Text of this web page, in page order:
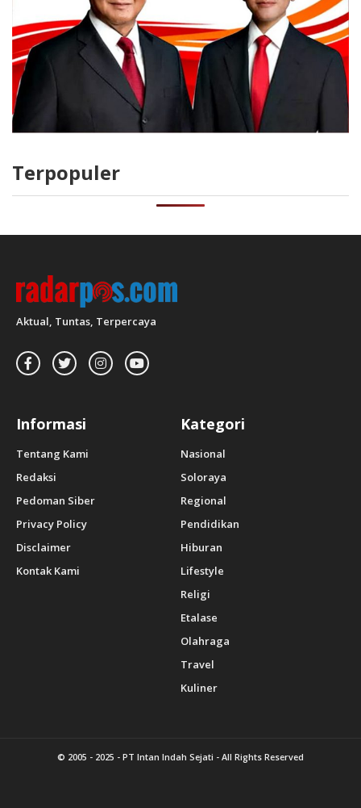
Terpopuler
Aktual, Tuntas, Terpercaya
Informasi
Tentang Kami
Redaksi
Pedoman Siber
Privacy Policy
Disclaimer
Kontak Kami
Kategori
Nasional
Soloraya
Regional
Pendidikan
Hiburan
Lifestyle
Religi
Etalase
Olahraga
Travel
Kuliner
© 2005 - 2025 - PT Intan Indah Sejati - All Rights Reserved